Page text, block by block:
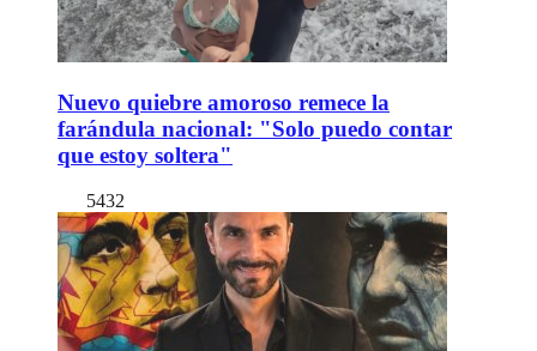
Nuevo quiebre amoroso remece la
farándula nacional: "Solo puedo contar
que estoy soltera"
5432